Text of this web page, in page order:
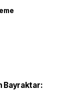
Bayraktar: